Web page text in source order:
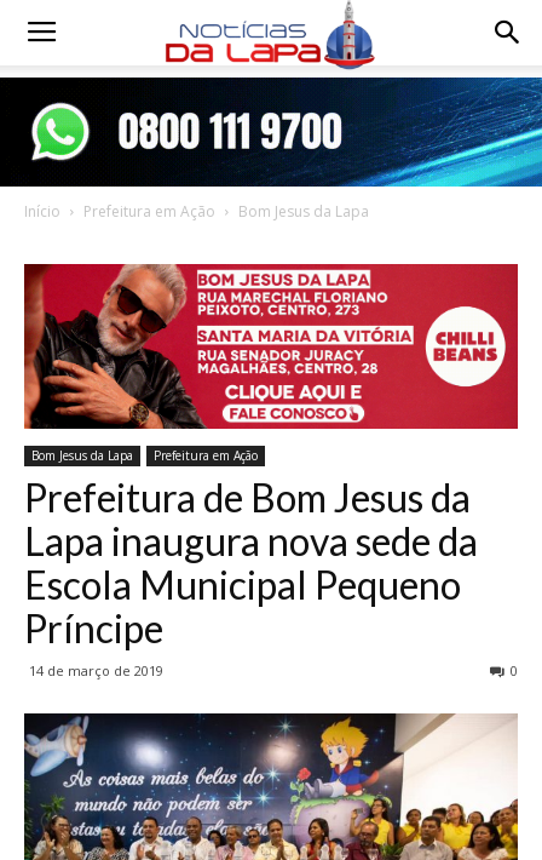
Notícias
Início Prefeitura em Ação Bom Jesus da Lapa
Bom Jesus da Lapa Prefeitura em Ação
Prefeitura de Bom Jesus da
Lapa inaugura nova sede da
Escola Municipal Pequeno
Príncipe
14 de março de 2019 0